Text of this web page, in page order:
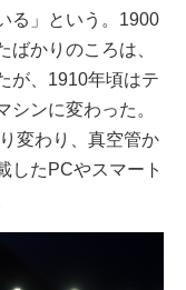
る」という。1900
かりのころは、
が、1910年頃はテ
シンに変わった。
変わり、真空管か
したPCやスマート